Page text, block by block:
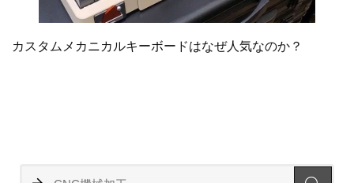
カスタムメカニカルキーボードはなぜ人気なのか？